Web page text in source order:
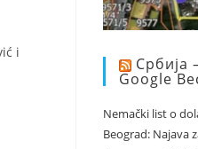
i
Србија
Google
Nemački list o
Beograd: Najava